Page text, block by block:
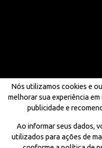
Nós utilizamos cookies e
melhorar sua experiência
publicidade e
Ao informar seus dados,
utilizados para ações de